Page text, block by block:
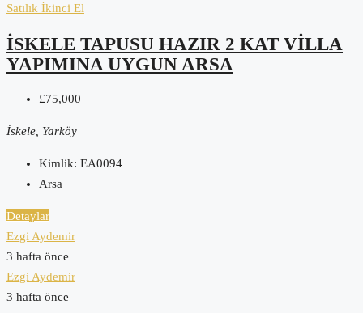
Satılık İkinci El
İSKELE TAPUSU HAZIR 2 KAT VILLA
YAPIMINA UYGUN ARSA
£75,000
İskele, Yarköy
Kimlik: EA0094
Arsa
Detaylar
Ezgi Aydemir
3 hafta önce
Ezgi Aydemir
3 hafta önce